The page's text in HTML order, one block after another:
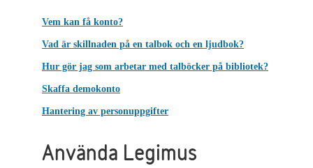
Vem kan få konto?
Vad är skillnaden på en talbok och en ljudbok?
Hur gör jag som arbetar med talböcker på bibliotek?
Skaffa demokonto
Hantering av personuppgifter
Använda Legimus